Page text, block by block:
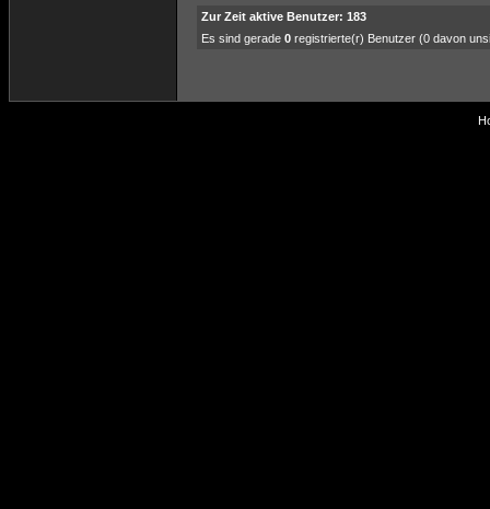
Zur Zeit aktive Benutzer: 183
Es sind gerade 0 registrierte(r) Benutzer (0 davon